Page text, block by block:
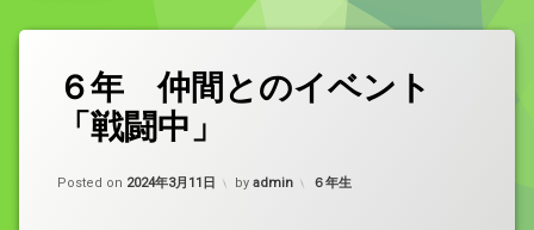
６年 仲間とのイベント
「戦闘中」
Posted on 2024年3月11日 by admin カテゴリー:
６年生